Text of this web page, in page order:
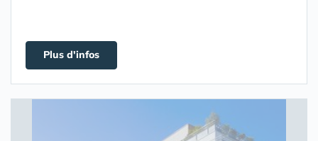
Plus d'infos